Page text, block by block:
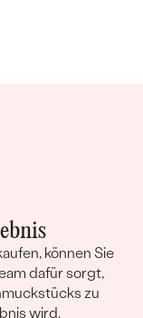
können Sie
dafür sorgt,
zu
wird.